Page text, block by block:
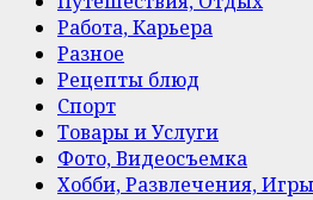
Работа, Карьера
Разное
Рецепты блюд
Спорт
Товары и Услуги
Фото, Видеосъемка
Хобби, Развлечения, Игры